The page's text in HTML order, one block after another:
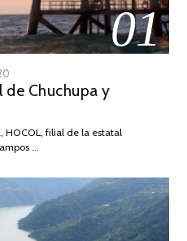
01
DE
2026
Chuchupa y
HOCOL, filial de la estatal
…